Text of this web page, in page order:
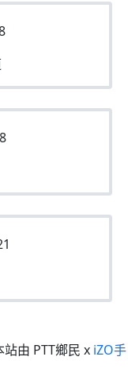
由 PTT鄉民 x iZO手